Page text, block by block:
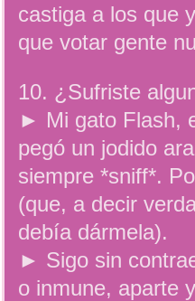
castiga a los que
que votar gente
10. ¿Sufriste
► Mi gato Flash,
pegó un jodido
siempre *sniff*.
(que, a decir
debía dármela).
► Sigo sin
o inmune, aparte